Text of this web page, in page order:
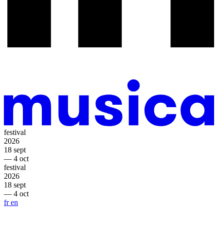
festival
2026
18 sept
— 4 oct
festival
2026
18 sept
— 4 oct
fren